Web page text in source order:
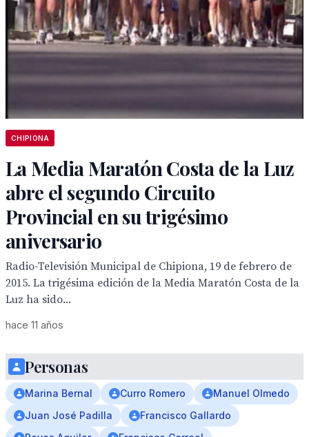
CHIPIONA
La Media Maratón Costa de la Luz
abre el segundo Circuito
Provincial en su trigésimo
aniversario
Radio-Televisión Municipal de Chipiona, 19 de febrero de
2015. La trigésima edición de la Media Maratón Costa de la
Luz ha sido...
hace 11 años
Personas
Marina Bernal Curro Romero
Manuel Olmedo
Juan José Padilla
Francisco Gallardo